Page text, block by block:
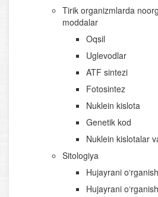
Tirik organizmlarda
moddalar
Oqsil
Uglevodlar
ATF sintezi
Fotosintez
Nuklein kislota
Genetik kod
Nuklein kislotalar
Sitologiya
Hujayrani
Hujayrani